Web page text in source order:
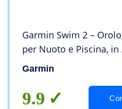
Garmin Swim 2 –
per Nuoto e Piscina, in
Garmin
9.9